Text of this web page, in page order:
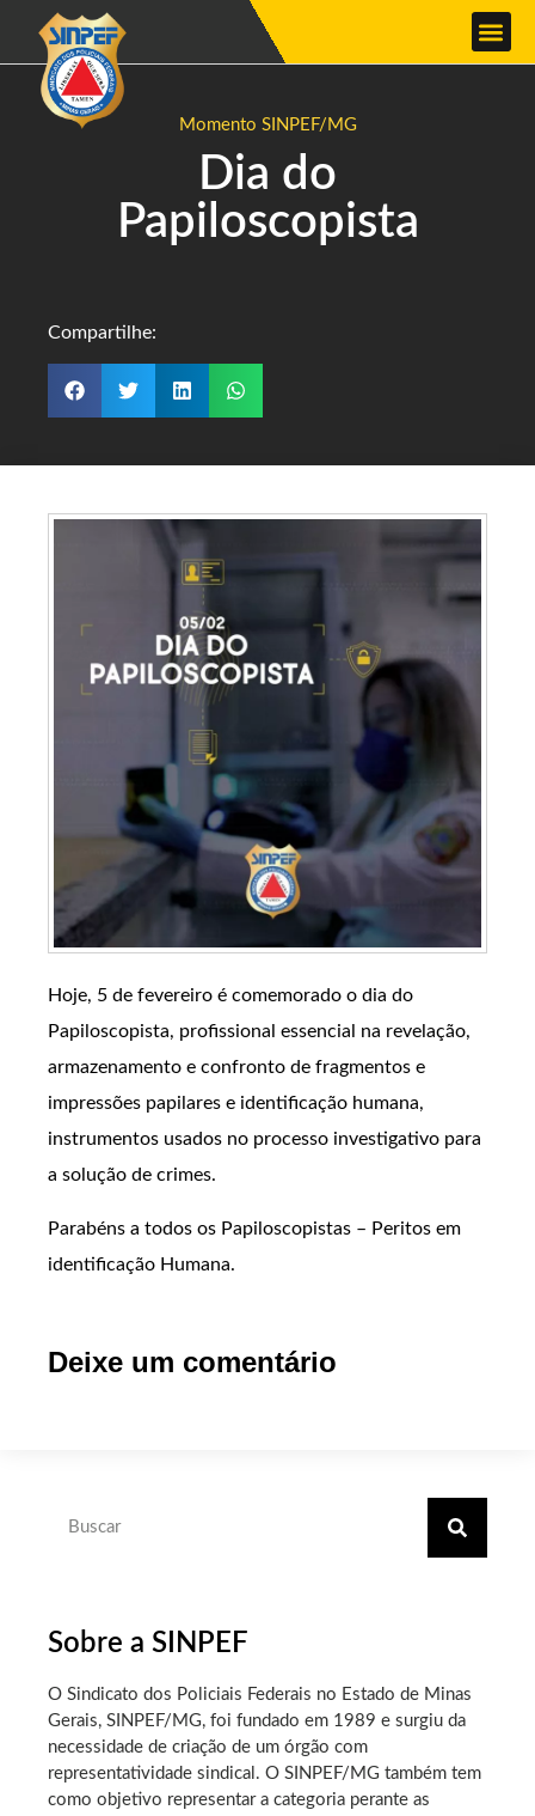
Momento SINPEF/MG
Dia do
Papiloscopista
Compartilhe:
Hoje, 5 de fevereiro é comemorado o dia do
Papiloscopista, profissional essencial na revelação,
armazenamento e confronto de fragmentos e
impressões papilares e identificação humana,
instrumentos usados no processo investigativo para
a solução de crimes.
Parabéns a todos os Papiloscopistas – Peritos em
identificação Humana.
Deixe um comentário
Sobre a SINPEF
O Sindicato dos Policiais Federais no Estado de Minas
Gerais, SINPEF/MG, foi fundado em 1989 e surgiu da
necessidade de criação de um órgão com
representatividade sindical. O SINPEF/MG também tem
como objetivo representar a categoria perante as